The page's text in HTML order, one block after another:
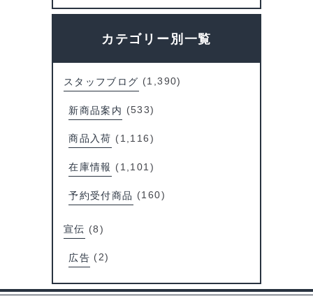
カテゴリー別一覧
スタッフブログ (1,390)
新商品案内 (533)
商品入荷 (1,116)
在庫情報 (1,101)
予約受付商品 (160)
宣伝 (8)
広告 (2)